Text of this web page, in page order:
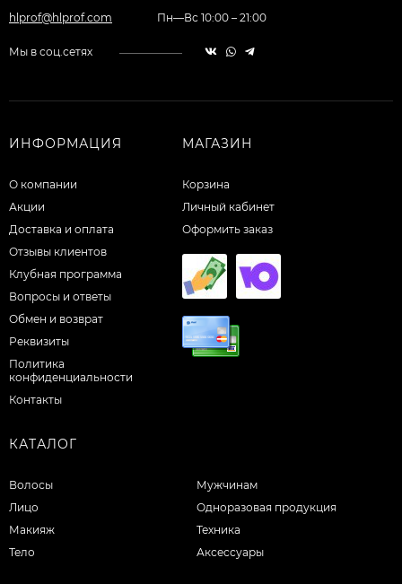
hlprof@hlprof.com Пн—Вс 10:00 – 21:00
Мы в соц.сетях
ИНФОРМАЦИЯ
О компании
Акции
Доставка и оплата
Отзывы клиентов
Клубная программа
Вопросы и ответы
Обмен и возврат
Реквизиты
Политика
конфиденциальности
Контакты
МАГАЗИН
Корзина
Личный кабинет
Оформить заказ
КАТАЛОГ
Волосы
Лицо
Макияж
Тело
Мужчинам
Одноразовая продукция
Техника
Аксессуары